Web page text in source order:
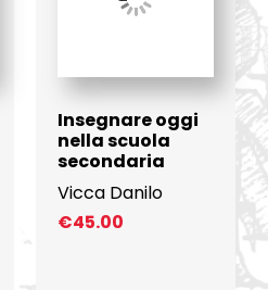
Insegnare oggi
nella scuola
secondaria
Vicca Danilo
€45.00